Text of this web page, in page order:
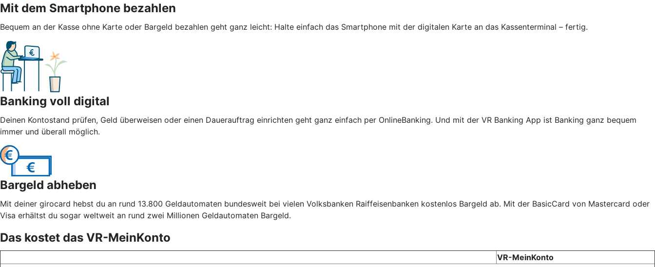
Mit dem Smartphone bezahlen
Bequem an der Kasse ohne Karte oder Bargeld bezahlen geht ganz leicht: Halte einfach das Smartphone mit der digitalen Karte an das Kassenterminal – fertig.
Banking voll digital
Deinen Kontostand prüfen, Geld überweisen oder einen Dauerauftrag einrichten geht ganz einfach per OnlineBanking. Und mit der VR Banking App ist Banking ganz bequem
immer und überall möglich.
Bargeld abheben
Mit deiner girocard hebst du an rund 13.800 Geldautomaten bundesweit bei vielen Volksbanken Raiffeisenbanken kostenlos Bargeld ab. Mit der BasicCard von Mastercard oder
Visa erhältst du sogar weltweit an rund zwei Millionen Geldautomaten Bargeld.
Das kostet das VR-MeinKonto
VR-MeinKonto